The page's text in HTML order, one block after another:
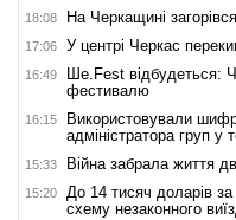
18:08 На Черкащині
17:06 У центрі Черкас
16:49
Ше.Fest відбудеться:
фестивалю
16:15
Використовували
адміністратора груп
15:33 Війна забрала життя
15:20
До 14 тисяч доларів
схему незаконного